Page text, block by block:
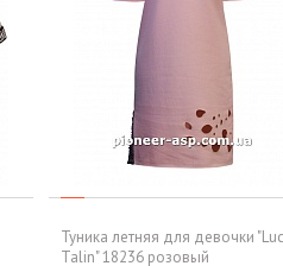
Туника летняя для девочки
Talin" 18236 розовый